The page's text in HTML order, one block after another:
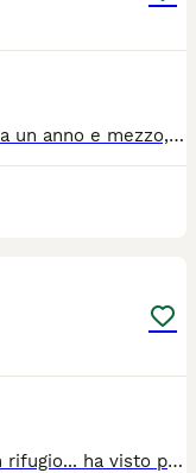
Penelope tenerissima segugina di circa un anno e mezzo, cerca casa! E' molto buona e coccolona, alla ricerca di attenzioni Chi vuole amarla per la vita? Si cerca per lei casa con giardino, essendo cmq un cane da caccia Si trova in pr di Frosinone e verrà affidata a fine aprile, al nord e centro Italia vaccinata e sterilizzata Per informazioni scrivete una piccola presentazione su whazz app 3204847756
Aveva pochi mesi quando è arrivato in rifugio... ha visto partire tutti i fratelli, invece per Corfu' il box non si è mai aperto CHE TRISTEZZA E' un cucciolone dolcissimo, con tanta voglia di giocare e di correre... nessuno vuole adottarlo? Nato a febbraio 2024, pesa 17 kili ed è prontissimo per trascorrere una lunga vita in famiglia! Vaccinato e chippato Si trova nel basso Lazio, adottabile al nord e centro Italia! Presentazione su whazz app 3204847756 3772368159